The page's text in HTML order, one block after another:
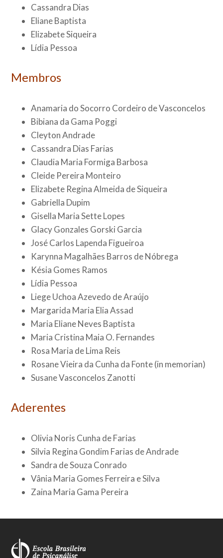
Cassandra Dias
Eliane Baptista
Elizabete Siqueira
Lídia Pessoa
Membros
Anamaria do Socorro Cordeiro de Vasconcelos
Bibiana da Gama Poggi
Cleyton Andrade
Cassandra Dias Farias
Claudia Maria Formiga Barbosa
Cleide Pereira Monteiro
Elizabete Regina Almeida de Siqueira
Gabriella Dupim
Gisella Maria Sette Lopes
Glacy Gonzales Gorski Garcia
José Carlos Lapenda Figueiroa
Karynna Magalhães Barros de Nóbrega
Késia Gomes Ramos
Lídia Pessoa
Liege Uchoa Azevedo de Araújo
Margarida Maria Elia Assad
Maria Eliane Neves Baptista
Maria Cristina Maia O. Fernandes
Rosa Maria de Lima Reis
Rosane Vieira da Cunha da Fonte (in memorian)
Susane Vasconcelos Zanotti
Aderentes
Olivia Noris Cunha de Farias
Silvia Regina Gondim Farias de Andrade
Sandra de Souza Conrado
Vânia Maria Gomes Ferreira e Silva
Zaina Maria Gama Pereira